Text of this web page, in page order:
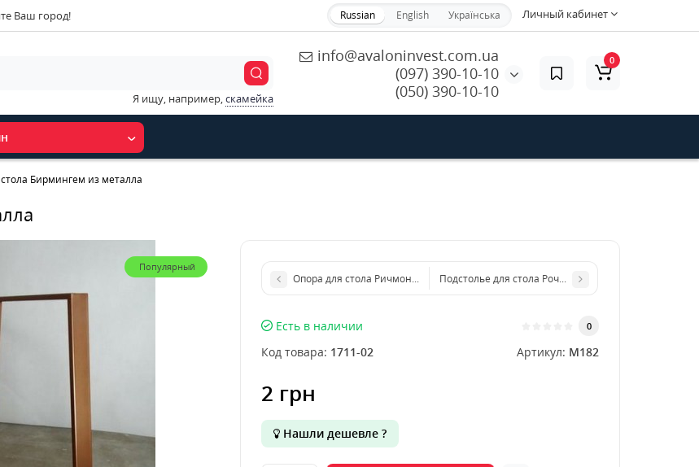
Ваш город! Личный кабинет
Russian English Українська
info@avaloninvest.com.ua
(097) 390-10-10
(050) 390-10-10
Я ищу, например,скамейка
0
Бирмингем из металла
Популярный
Опора для стола Ричмонд из металлаПодстолье для стола Рочестер из металла
Есть в наличии 0
Код товара: 1711-02 Артикул: M182
2 грн
Нашли дешевле ?